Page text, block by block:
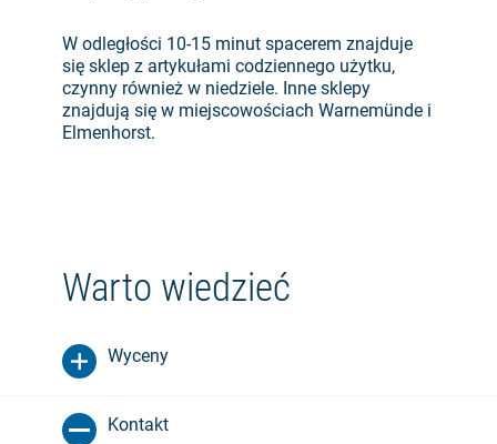
W odległości 10-15 minut spacerem znajduje
się sklep z artykułami codziennego użytku,
czynny również w niedziele. Inne sklepy
znajdują się w miejscowościach Warnemünde i
Elmenhorst.
Warto wiedzieć
Wyceny
Kontakt